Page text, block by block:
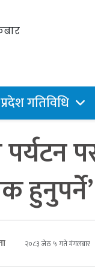
प्रदेश गतिविधि
हुनुपर्ने’
२०८३ जेठ ५ गते मंगलबार